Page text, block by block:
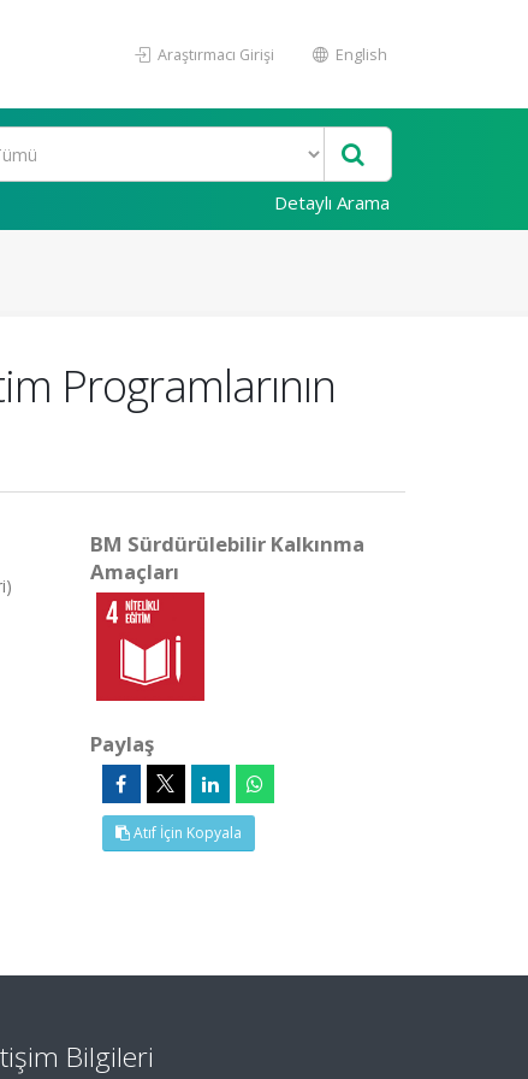
Araştırmacı Girişi English
Detaylı Arama
Programlarının
BM Sürdürülebilir Kalkınma
Amaçları
Paylaş
Atıf İçin Kopyala
Bilgileri